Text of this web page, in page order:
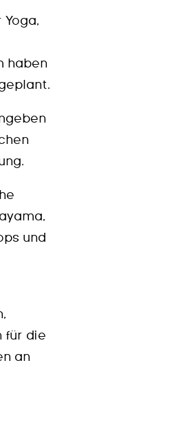
Yoga,
haben
und
für die
an